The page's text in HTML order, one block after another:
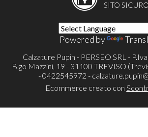
SITO SICURO
Powered by
Calzature Pupin - PERSEO SRL -
B.go Mazzini, 19 - 31100 TREVISO
- 0422545972 -
Ecommerce creato con